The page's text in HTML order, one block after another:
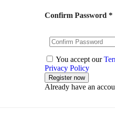
Confirm Password *
You accept our
Privacy Policy
Already have an